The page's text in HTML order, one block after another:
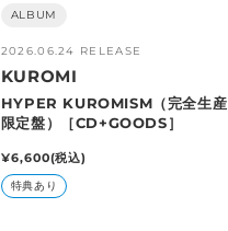
ALBUM
2026.06.24 RELEASE
販
売
元:
KUROMI
HYPER KUROMISM（完全生産
限定盤）［CD+GOODS］
通
常
価
¥6,600(税込)
特典あり